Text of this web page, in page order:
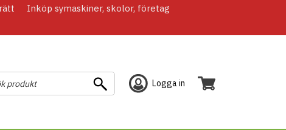
Inköp symaskiner, skolor, företag
Logga in